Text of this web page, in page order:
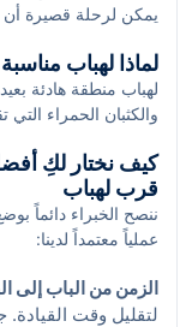
يمكن لرحلة قصيرة أن
والسفاري عند الكثبان
نراعيها عندما نوصي
وراحة أكبر أثناء الحمل
لماذا لهباب
لهباب منطقة هادئة
والكثبان الحمراء
ورغم أن المنطقة لا
جداً عبر هذين
المدينة الأكاديمية،
داخل مبانٍ طبية
كيف نختار لكِ
قرب لهباب
ننصح الخبراء دائماً
عملياً معتمداً لدينا:
الزمن من الباب إلى
لتقليل وقت